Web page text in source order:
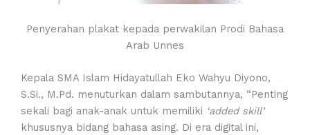
Penyerahan plakat kepada perwakilan Prodi Bahasa
Arab Unnes
Kepala SMA Islam Hidayatullah Eko Wahyu Diyono,
S.Si., M.Pd. menuturkan dalam sambutannya, “Penting
sekali bagi anak-anak untuk memiliki ‘added skill’
khususnya bidang bahasa asing. Di era digital ini,